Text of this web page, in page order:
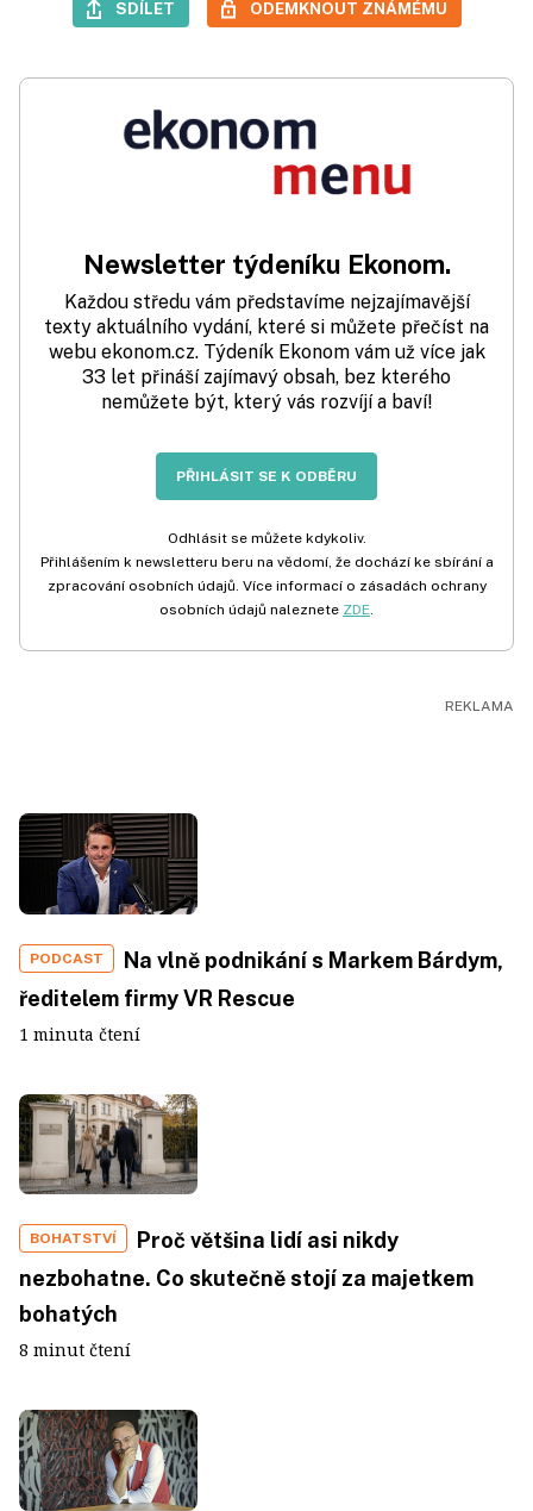
SDÍLET ODEMKNOUT ZNÁMÉMU
Newsletter týdeníku Ekonom.
Každou středu vám představíme nejzajímavější
texty aktuálního vydání, které si můžete přečíst na
webu ekonom.cz. Týdeník Ekonom vám už více jak
33 let přináší zajímavý obsah, bez kterého
nemůžete být, který vás rozvíjí a baví!
PŘIHLÁSIT SE K ODBĚRU
Odhlásit se můžete kdykoliv.
Přihlášením k newsletteru beru na vědomí, že dochází ke sbírání a
zpracování osobních údajů. Více informací o zásadách ochrany
osobních údajů naleznete ZDE.
PODCAST
Na vlně podnikání s Markem Bárdym,
ředitelem firmy VR Rescue
1 minuta čtení
BOHATSTVÍ
Proč většina lidí asi nikdy
nezbohatne. Co skutečně stojí za majetkem
bohatých
8 minut čtení